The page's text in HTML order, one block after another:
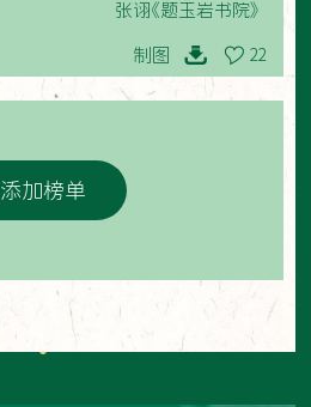
张诩《题玉岩书院》
制图 22
添加榜单